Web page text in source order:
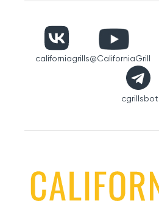
californiagrills@CaliforniaGrill
cgrillsbot